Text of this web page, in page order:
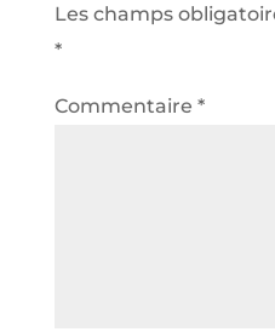
Les champs
*
Commentaire *